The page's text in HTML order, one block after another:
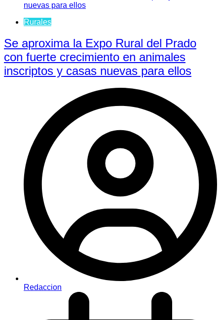
Rurales
Se aproxima la Expo Rural del Prado
con fuerte crecimiento en animales
inscriptos y casas nuevas para ellos
Redaccion